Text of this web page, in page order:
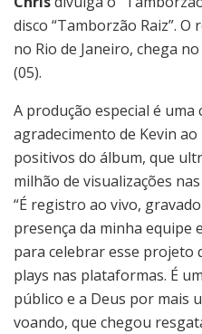
disco “Tamborzão Raiz”.
no Rio de Janeiro, chega
(05).
A produção especial é uma
agradecimento de Kevin
positivos do álbum, que
milhão de visualizações
“É registro ao vivo,
presença da minha equipe
para celebrar esse projeto
plays nas plataformas. É
público e a Deus por mais
voando, que chegou